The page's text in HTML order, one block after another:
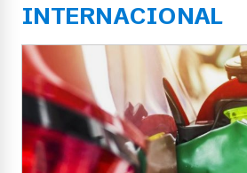
INTERNACIONAL